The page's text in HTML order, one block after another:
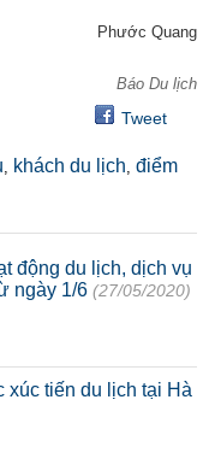
Phước Quang
Báo Du lịch
Tweet
khách du lịch điểm
động du lịch, dịch vụ
ngày 1/6 (27/05/2020)
xúc tiến du lịch tại Hà